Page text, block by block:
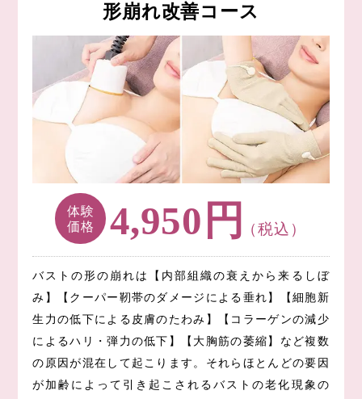
形崩れ改善コース
体験
価格
4,950 円 （税込）
バストの形の崩れは【内部組織の衰えから来るしぼ
み】【クーパー靭帯のダメージによる垂れ】【細胞新
生力の低下による皮膚のたわみ】【コラーゲンの減少
によるハリ・弾力の低下】【大胸筋の萎縮】など複数
の原因が混在して起こります。それらほとんどの要因
が加齢によって引き起こされるバストの老化現象の